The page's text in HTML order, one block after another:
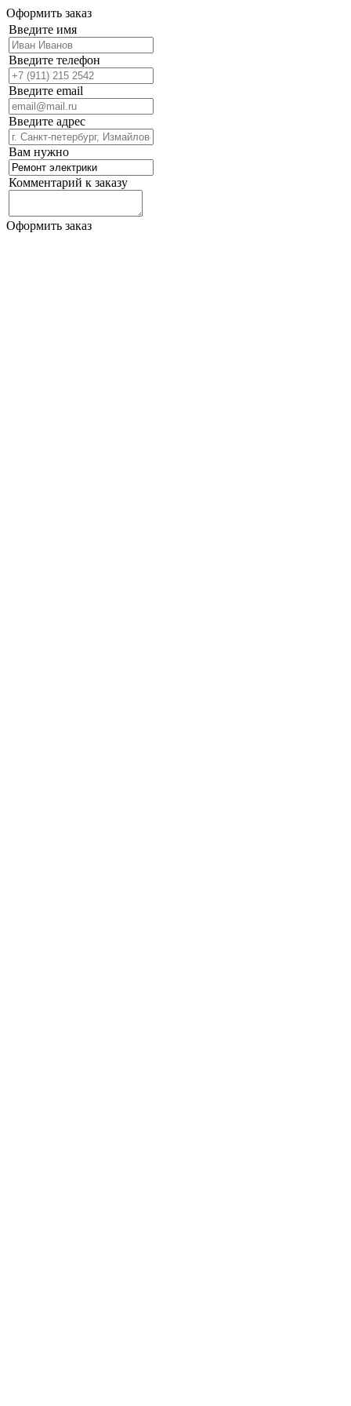
Оформить заказ
Введите имя
Введите телефон
Введите email
Введите адрес
Вам нужно
Комментарий к заказу
Оформить заказ